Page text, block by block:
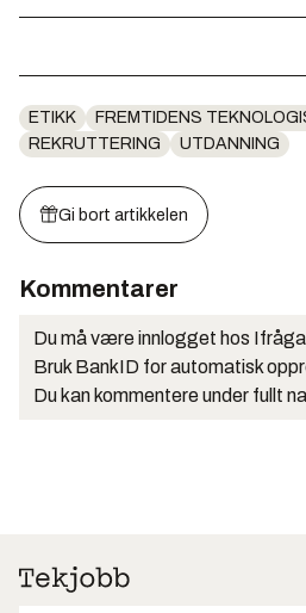
ETIKK FREMTIDENS
REKRUTTERING
UTDANNING
Gi bort artikkelen
Kommentarer
Du må være innlogget hos
Bruk BankID for automatisk
Du kan kommentere under fullt